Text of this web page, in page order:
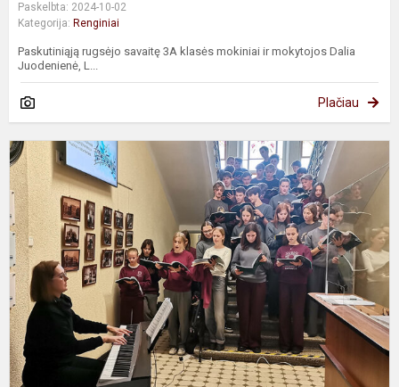
Paskelbta: 2024-10-02
Kategorija: Renginiai
Paskutiniąją rugsėjo savaitę 3A klasės mokiniai ir mokytojos Dalia
Juodenienė, L...
Plačiau